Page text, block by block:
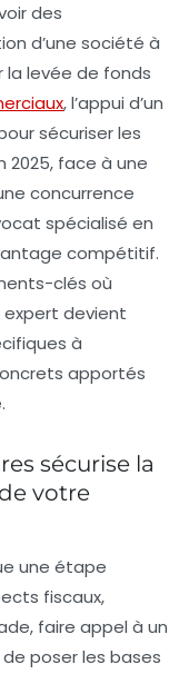
des
d’une société à
la levée de fonds
, l’appui d’un
sécuriser les
2025, face à une
concurrence
spécialisé en
compétitif.
clés où
expert devient
à
apportés
sécurise la
votre
une étape
fiscaux,
faire appel à un
poser les bases